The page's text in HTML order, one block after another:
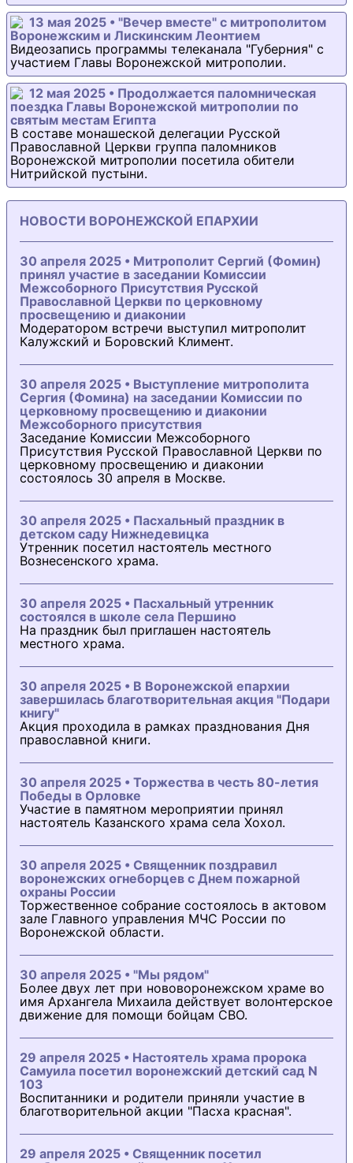
13 мая 2025 • "Вечер вместе" с митрополитом
Воронежским и Лискинским Леонтием
Видеозапись программы телеканала "Губерния" с
участием Главы Воронежской митрополии.
12 мая 2025 • Продолжается паломническая
поездка Главы Воронежской митрополии по
святым местам Египта
В составе монашеской делегации Русской
Православной Церкви группа паломников
Воронежской митрополии посетила обители
Нитрийской пустыни.
НОВОСТИ ВОРОНЕЖСКОЙ ЕПАРХИИ
30 апреля 2025 • Митрополит Сергий (Фомин)
принял участие в заседании Комиссии
Межсоборного Присутствия Русской
Православной Церкви по церковному
просвещению и диаконии
Модератором встречи выступил митрополит
Калужский и Боровский Климент.
30 апреля 2025 • Выступление митрополита
Сергия (Фомина) на заседании Комиссии по
церковному просвещению и диаконии
Межсоборного присутствия
Заседание Комиссии Межсоборного
Присутствия Русской Православной Церкви по
церковному просвещению и диаконии
состоялось 30 апреля в Москве.
30 апреля 2025 • Пасхальный праздник в
детском саду Нижнедевицка
Утренник посетил настоятель местного
Вознесенского храма.
30 апреля 2025 • Пасхальный утренник
состоялся в школе села Першино
На праздник был приглашен настоятель
местного храма.
30 апреля 2025 • В Воронежской епархии
завершилась благотворительная акция "Подари
книгу"
Акция проходила в рамках празднования Дня
православной книги.
30 апреля 2025 • Торжества в честь 80-летия
Победы в Орловке
Участие в памятном мероприятии принял
настоятель Казанского храма села Хохол.
30 апреля 2025 • Священник поздравил
воронежских огнеборцев с Днем пожарной
охраны России
Торжественное собрание состоялось в актовом
зале Главного управления МЧС России по
Воронежской области.
30 апреля 2025 • "Мы рядом"
Более двух лет при нововоронежском храме во
имя Архангела Михаила действует волонтерское
движение для помощи бойцам СВО.
29 апреля 2025 • Настоятель храма пророка
Самуила посетил воронежский детский сад N
103
Воспитанники и родители приняли участие в
благотворительной акции "Пасха красная".
29 апреля 2025 • Священник посетил